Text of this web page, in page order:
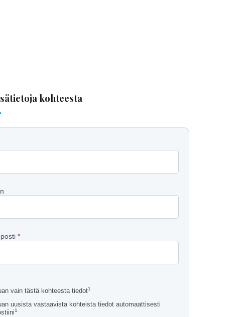
kohteesta
*
vain tästä kohteesta tiedot1
uusista vastaavista kohteista tiedot automaattisesti
1